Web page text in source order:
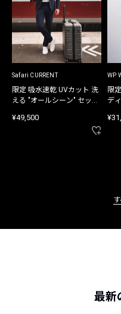
Safari CURRENT
限定 吸水速乾 UVカット 洗
える "オールシーン" セット
¥49,500
WP
限
デ
最新